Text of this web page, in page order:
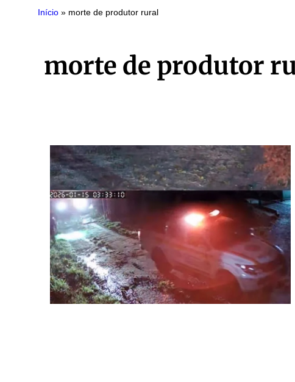
Início » morte de produtor rural
morte de produtor